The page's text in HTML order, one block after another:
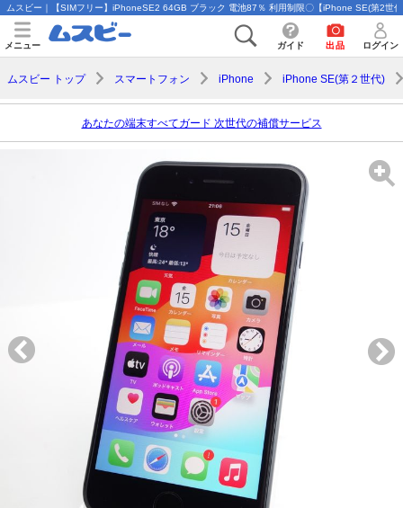
ムスビー｜【SIMフリー】iPhoneSE2 64GB ブラック 電池87％ 利用制限〇【iPhone SE(第2世
メニュー ガイド 出品 ログイン
ムスビー トップ スマートフォン iPhone iPhone SE(第２世代)
あなたの端末すべてガード 次世代の補償サービス